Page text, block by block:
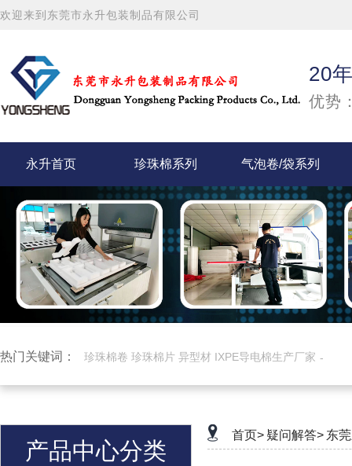
欢迎来到东莞市永升包装制品有限公司
20
优势
永升首页 珍珠棉系列 气泡卷/袋系列
热门关键词： 珍珠棉卷 珍珠棉片 异型材 IXPE导电棉生产厂家
产品中心分类
首页> 疑问解答> 东